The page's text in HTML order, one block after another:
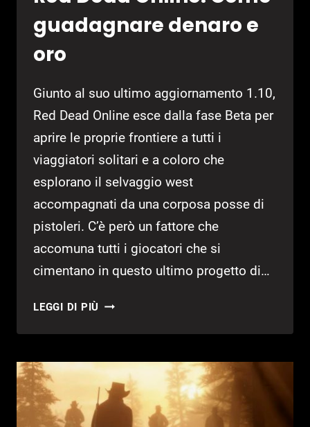
guadagnare denaro e
oro
Giunto al suo ultimo aggiornamento 1.10,
Red Dead Online esce dalla fase Beta per
aprire le proprie frontiere a tutti i
viaggiatori solitari e a coloro che
esplorano il selvaggio west
accompagnati da una corposa posse di
pistoleri. C’è però un fattore che
accomuna tutti i giocatori che si
cimentano in questo ultimo progetto di…
LEGGI DI PIÙ RED
ONLINE:
GUADAGNARE
DENARO
E